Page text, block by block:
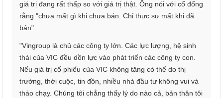
giá trị đang rất thấp so với giá trị thật. Ông nói với cổ đổng
rằng "chưa mất gì khi chưa bán. Chỉ thực sự mất khi đã
bán".
"Vingroup là chủ các công ty lớn. Các lực lượng, hệ sinh
thái của VIC đều dồn lực vào phát triển các công ty con.
Nếu giá trị cổ phiếu của VIC không tăng có thể do thị
trường, thời cuộc, tin đồn, nhiều nhà đầu tư không vui và
tháo chạy. Chúng tôi chẳng thấy lý do nào cả, bản thân tôi